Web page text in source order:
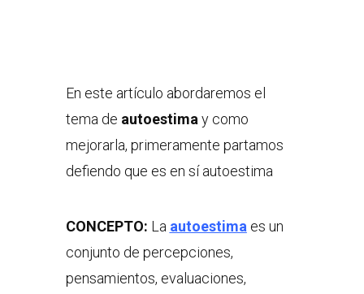
En este artículo abordaremos el
tema de autoestima y como
mejorarla, primeramente partamos
defiendo que es en sí autoestima
CONCEPTO: La autoestima es un
conjunto de percepciones,
pensamientos, evaluaciones,